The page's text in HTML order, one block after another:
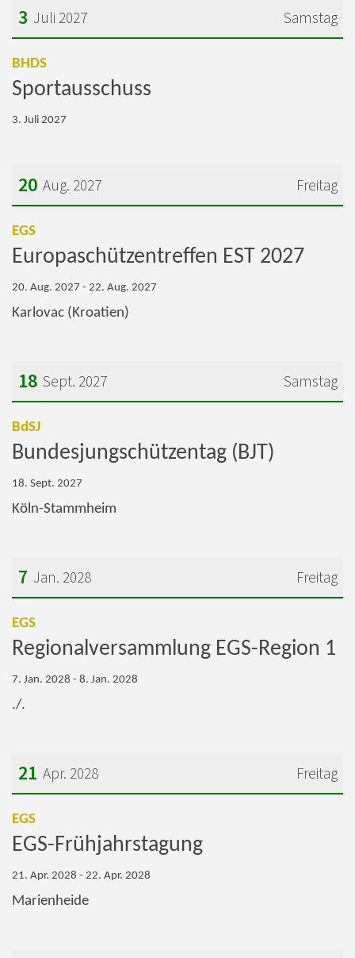
Samstag
3 Juli 2027
BHDS:
Sportausschuss
3. Juli 2027
Freitag
20 Aug. 2027
EGS:
Europaschützentreffen EST 2027
20. Aug. 2027 - 22. Aug. 2027
Karlovac (Kroatien)
Samstag
18 Sept. 2027
Datum: 18. September 2027
BdSJ:
Bundesjungschützentag (BJT)
18. Sept. 2027
Köln-Stammheim
Freitag
7 Jan. 2028
EGS:
Regionalversammlung EGS-Region 1
7. Jan. 2028 - 8. Jan. 2028
./.
Freitag
21 Apr. 2028
EGS:
EGS-Frühjahrstagung
21. Apr. 2028 - 22. Apr. 2028
Marienheide